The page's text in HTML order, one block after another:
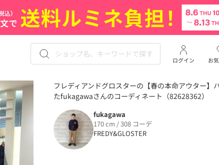
お
ログイン
フレディアンドグロスターの【春の本命アウター】
たfukagawaさんのコーディネート（82628362）
fukagawa
170 cm / 308 コーデ
FREDY&GLOSTER